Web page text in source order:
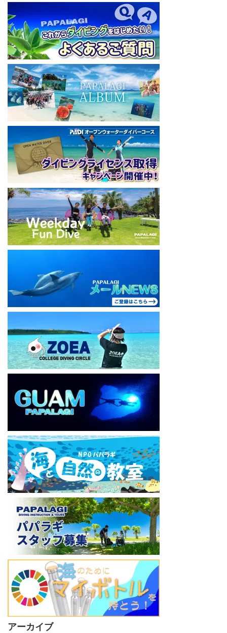
【初心者ダイビングライセンスコースはコチラ】
https://www.papalagi.co.jp/databox/data.php/campaign_owd_ja/c
ode
====================================
パパラギダイビングスクール
藤沢本店
神奈川県藤沢市 南藤沢10-4
本社企画部
0466-26-6101
====================================
#ダイビングライセンス #ダイビング #スキューバダイビング
アーカイブ